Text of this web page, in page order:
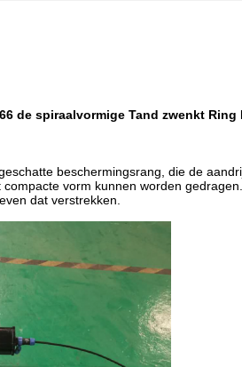
de spiraalvormige Tand zwenkt
beschermingsrang, die de
vorm kunnen worden
dat verstrekken.